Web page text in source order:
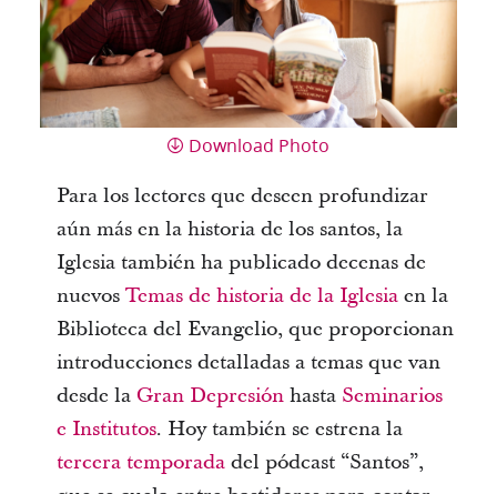
Download Photo
Para los lectores que deseen profundizar
aún más en la historia de los santos, la
Iglesia también ha publicado decenas de
nuevos Temas de historia de la Iglesiaen la
Biblioteca del Evangelio, que proporcionan
introducciones detalladas a temas que van
desde la Gran Depresiónhasta Seminarios
e Institutos. Hoy también se estrena la
tercera temporadadel pódcast “Santos”,